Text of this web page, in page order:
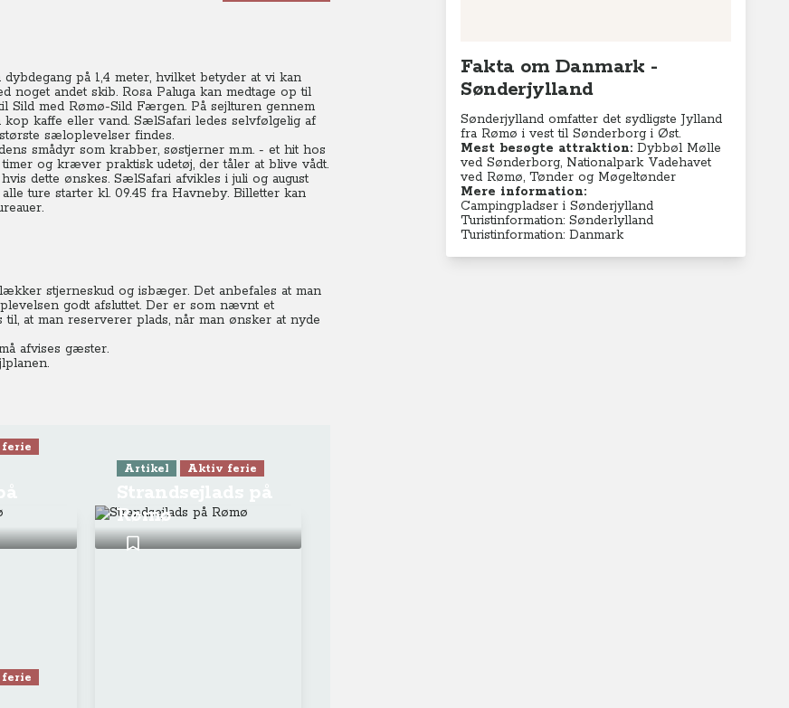
på 1,4 meter, hvilket betyder at vi kan
andet skib. Rosa Paluga kan medtage op til
Sild med Rømø-Sild Færgen. På sejlturen gennem
kaffe eller vand. SælSafari ledes selvfølgelig af
sæloplevelser findes.
smådyr som krabber, søstjerner m.m. - et hit hos
og kræver praktisk udetøj, der tåler at blive vådt.
dette ønskes. SælSafari afvikles i juli og august
ture starter kl. 09.45 fra Havneby. Billetter kan
stjerneskud og isbæger. Det anbefales at man
godt afsluttet. Der er som nævnt et
at man reserverer plads, når man ønsker at nyde
afvises gæster.
Artikel Aktiv ferie
Rømø
Fakta om Danmark -
Sønderjylland
Sønderjylland omfatter det sydligste Jylland
fra Rømø i vest til Sønderborg i Øst.
Mest besøgte attraktion: Dybbøl Mølle
ved Sønderborg, Nationalpark Vadehavet
ved Rømø, Tønder og Møgeltønder
Mere information:
Campingpladser i Sønderjylland
Turistinformation: Sønderlylland
Turistinformation: Danmark